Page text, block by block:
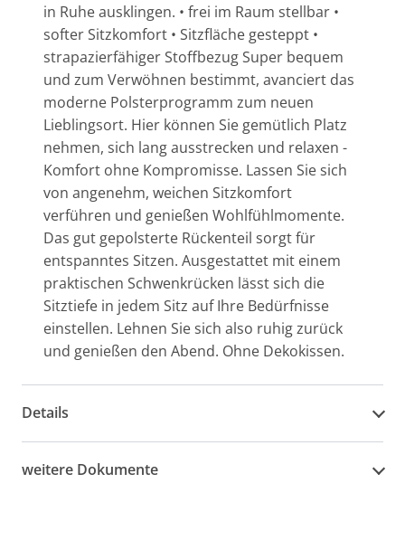
in Ruhe ausklingen. • frei im Raum stellbar •
softer Sitzkomfort • Sitzfläche gesteppt •
strapazierfähiger Stoffbezug Super bequem
und zum Verwöhnen bestimmt, avanciert das
moderne Polsterprogramm zum neuen
Lieblingsort. Hier können Sie gemütlich Platz
nehmen, sich lang ausstrecken und relaxen -
Komfort ohne Kompromisse. Lassen Sie sich
von angenehm, weichen Sitzkomfort
verführen und genießen Wohlfühlmomente.
Das gut gepolsterte Rückenteil sorgt für
entspanntes Sitzen. Ausgestattet mit einem
praktischen Schwenkrücken lässt sich die
Sitztiefe in jedem Sitz auf Ihre Bedürfnisse
einstellen. Lehnen Sie sich also ruhig zurück
und genießen den Abend. Ohne Dekokissen.
Details
weitere Dokumente